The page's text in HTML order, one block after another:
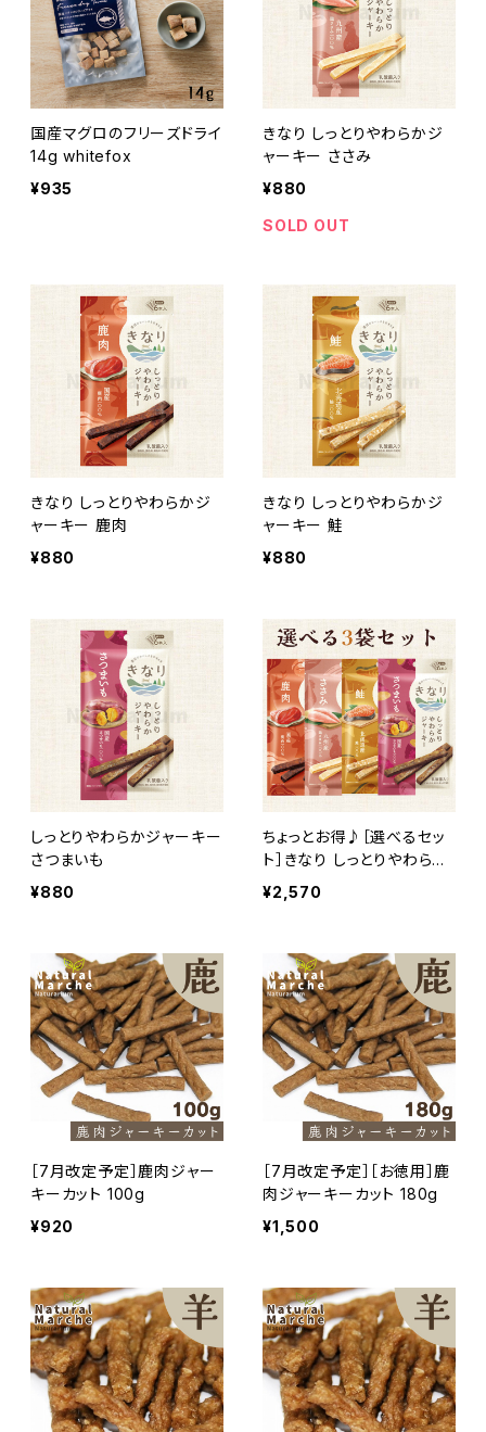
国産マグロのフリーズドライ
14g whitefox
¥935
きなり しっとりやわらかジ
ャーキー ささみ
¥880
SOLD OUT
きなり しっとりやわらかジ
ャーキー 鹿肉
¥880
きなり しっとりやわらかジ
ャーキー 鮭
¥880
しっとりやわらかジャーキー
さつまいも
¥880
ちょっとお得♪［選べるセッ
ト］きなり しっとりやわらか
ジャーキー［お取寄せ］
¥2,570
［7月改定予定］鹿肉ジャー
キーカット 100g
¥920
［7月改定予定］［お徳用］鹿
肉ジャーキーカット 180g
¥1,500